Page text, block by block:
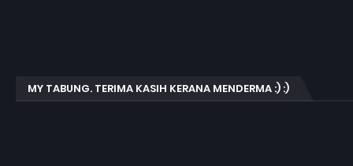
MY TABUNG. TERIMA KASIH KERANA MENDERMA :) :)